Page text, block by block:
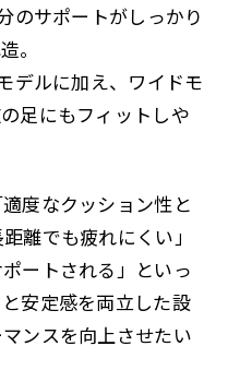
のサポートがしっかり
。
デルに加え、ワイドモ
足にもフィットしや
度なクッション性と
離でも疲れにくい」
ートされる」といっ
安定感を両立した設
ンスを向上させたい